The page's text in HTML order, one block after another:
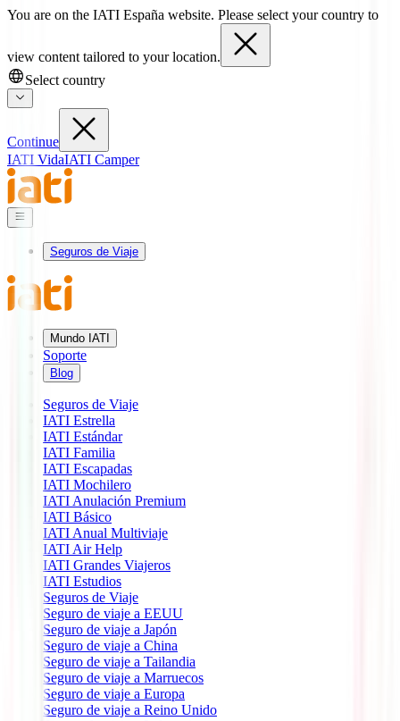
You are on the IATI España website. Please select your country to
view content tailored to your location.
Select country
Continue
IATI VidaIATI Camper
Seguros de Viaje
Mundo IATI
Soporte
Blog
Seguros de Viaje
IATI Estrella
IATI Estándar
IATI Familia
IATI Escapadas
IATI Mochilero
IATI Anulación Premium
IATI Básico
IATI Anual Multiviaje
IATI Air Help
IATI Grandes Viajeros
IATI Estudios
Seguros de Viaje
Seguro de viaje a EEUU
Seguro de viaje a Japón
Seguro de viaje a China
Seguro de viaje a Tailandia
Seguro de viaje a Marruecos
Seguro de viaje a Europa
Seguro de viaje a Reino Unido